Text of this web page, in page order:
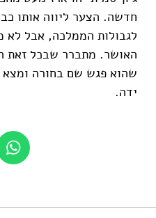
חדשה. הצער ליווה אותו
לגבולות הממלכה, אבל
האושר. מתברר שבכל זאת
שהוא פגש שם בחורה ומצא
ידה.